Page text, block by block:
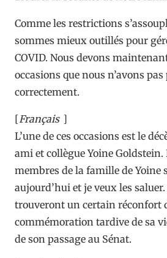
Comme les restrictions
sommes mieux outillés pour
COVID. Nous devons
occasions que nous n’avons
correctement.
[Français ]
L’une de ces occasions est le
ami et collègue Yoine
membres de la famille de Yoine
aujourd’hui et je veux les saluer.
trouveront un certain réconfort
commémoration tardive de sa
de son passage au Sénat.